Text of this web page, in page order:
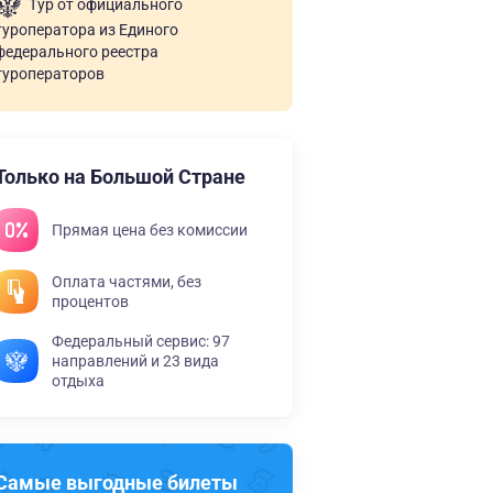
Тур от официального
из Единого
реестра
на Большой Стране
Прямая цена без комиссии
Оплата частями, без
процентов
Федеральный сервис: 97
направлений и 23 вида
отдыха
выгодные билеты